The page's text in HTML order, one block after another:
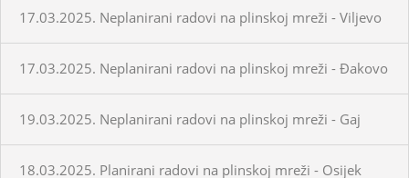
17.03.2025. Neplanirani radovi na plinskoj mreži - Viljevo
17.03.2025. Neplanirani radovi na plinskoj mreži - Đakovo
19.03.2025. Neplanirani radovi na plinskoj mreži - Gaj
18.03.2025. Planirani radovi na plinskoj mreži - Osijek